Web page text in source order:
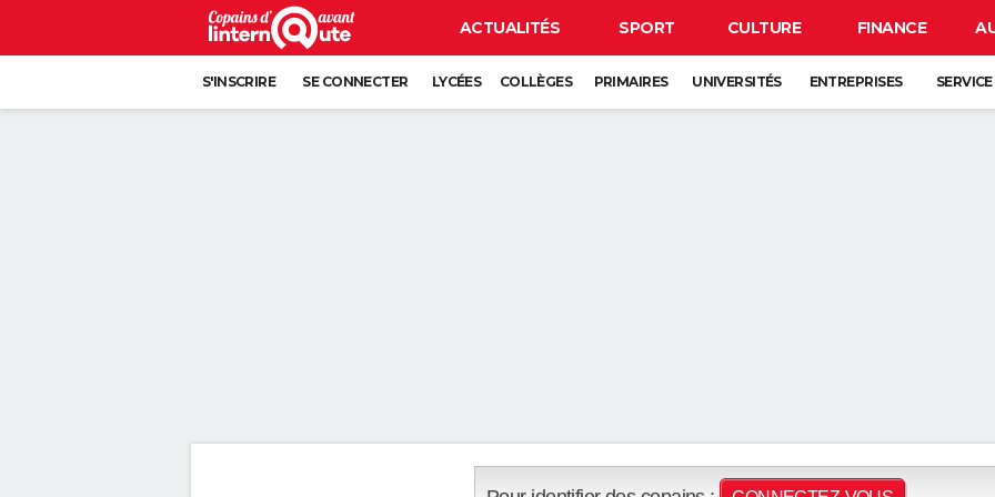
ACTUALITÉS SPORT CULTURE FINANCE
S'INSCRIRE SE CONNECTER LYCÉES COLLÈGES PRIMAIRES UNIVERSITÉS ENTREPRISES